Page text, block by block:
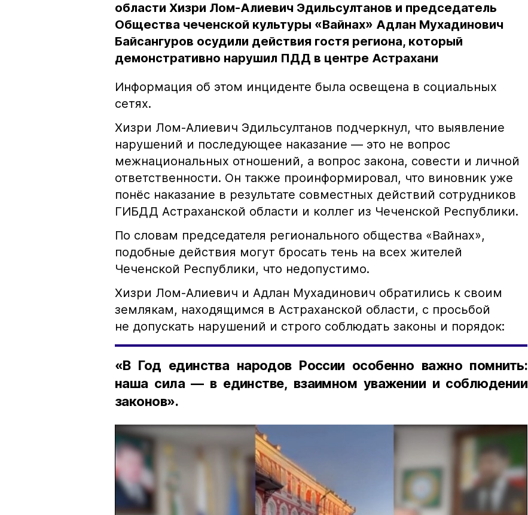
области Хизри Лом-Алиевич Эдильсултанов и председатель
Общества чеченской культуры «Вайнах» Адлан Мухадинович
Байсангуров осудили действия гостя региона, который
демонстративно нарушил ПДД в центре Астрахани
Информация об этом инциденте была освещена в социальных
сетях.
Хизри Лом-Алиевич Эдильсултанов подчеркнул, что выявление
нарушений и последующее наказание — это не вопрос
межнациональных отношений, а вопрос закона, совести и личной
ответственности. Он также проинформировал, что виновник уже
понёс наказание в результате совместных действий сотрудников
ГИБДД Астраханской области и коллег из Чеченской Республики.
По словам председателя регионального общества «Вайнах»,
подобные действия могут бросать тень на всех жителей
Чеченской Республики, что недопустимо.
Хизри Лом-Алиевич и Адлан Мухадинович обратились к своим
землякам, находящимся в Астраханской области, с просьбой
не допускать нарушений и строго соблюдать законы и порядок:
«В Год единства народов России особенно важно помнить:
наша сила — в единстве, взаимном уважении и соблюдении
законов».